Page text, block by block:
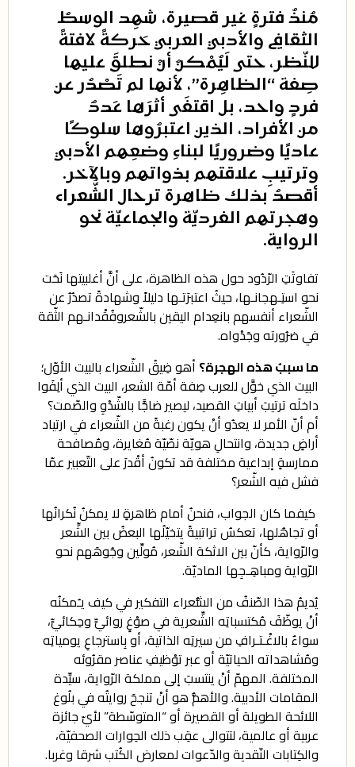
مُنذُ فترةٍ غير قصيرة، شهِد الوسطُ
الثقافي والأدبي العربي حَركةً لافتةً
للنّظر، حتى لَيُمْكنُ أنْ نطلقَ عليها
صِفة “الظاهِرة”، لأنها لم تَصْدُر عن
فردٍ واحد، بل اقتفَى أثرَها عَددٌ
منالأفراد، الذين اعتبرُوها سلوكًا
عاديًا وضروريًا لبناءِ وضعِهم الأدبي
وترتيبِ علاقتهم بذواتهم وبالآخر.
أقصدُ بذلك ظاهرة ترحال الشُّعراء
وهجرتهم الفرديّة والجماعيّة نحو
الرواية.
تفاوتَتِ الرّدُود حول هذه الظاهرة، على أنَّ أغلبيتها نَحَت
نحو استِـهجانـها، حيثُ اعتبرَتـها دليلاً وشهادةً تصدُرُ عن
الشّعراء أنفسهم بانعِدام اليقين بالشّعروفُقْدانـهم الثّقة
في ضرُورته وجَدْواه.
ما سببُ هذه الهجرة؟ أهو ضِيقُ الشّعراء بالبيت الأوّل؛
البيت الذي خوَّل للعرب صِفة أمّة الشعر، البيت الذي ألِفَوا
داخلَه ترتيبَ أبياتِ القصيد، ليصير ضاجًّا بالشّدْوِ والصّمت؟
أم أنّ الأمر لا يعدُو أنْ يكون رغبةً من الشّعراء في ارتياد
أراضٍ جديدة، وانتحالِ هويّة نصّيّة مُغايرة، ومُصافحة
ممارسةٍ إبداعية مختلفة قد تكونُ أقْدرَ على التّعبير عمّا
فشل فيه الشّعر؟
كيفما كان الجواب، فنحنُ أمام ظاهرةٍ لا يمكنُ نُكرانُها
أو تجاهُلها، تعكسُ تراتبيةً يتخيّلُها البعضُ بين الشِّعر
والرّواية، كأنّ بين الاثكة الشّعر، مُولِّين وجُوهَهم نحو
الرّواية ومباهِـجِها الماديّة.
يُديمُ هذا الصّنفُ من الشُّعراء التفكير في كيف يـُمكنُه
أنْ يوظّفَ مُكتسباتِه الشِّعرية في صوْغٍ روائيٍّ وحِكائيٍّ،
سواءٌ بالاغْـتـرافِ من سيرتِه الذاتية، أو بِاسترجاعِ يومياتِه
ومُشاهداته الحياتيّة أو عبر توْظيفِ عناصر مقرُوئه
المختلفة. المهمّ أنْ ينتسبَ إلى مملكة الرّواية، سيِّدة
المقامات الأدبية. والأهمُّ هو أنْ تنجحَ روايتُه في بلُوغ
اللائحة الطويلة أو القصيرة أو “المتوسّطة” لأيّ جائزة
عربية أو عالمية، لتتوالى عقِب ذلك الحِوارات الصحفيّة،
والكِتابات النّقدية والدّعوات لمعارض الكُتب شرقا وغربا.